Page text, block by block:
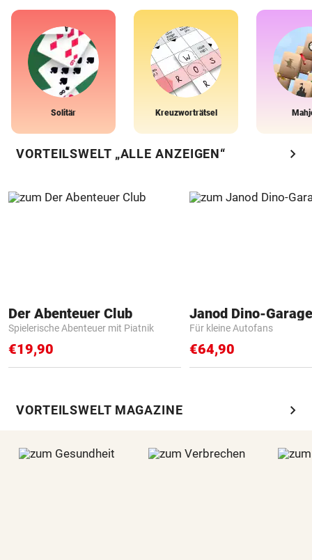
Solitär Kreuzworträtsel
VORTEILSWELT „ALLE ANZEIGEN“ chevron_right
Der Abenteuer Club
Spielerische Abenteuer mit Piatnik
€19,90
Janod Dino-Garage
Für kleine Autofans
€64,90
VORTEILSWELT MAGAZINE chevron_right